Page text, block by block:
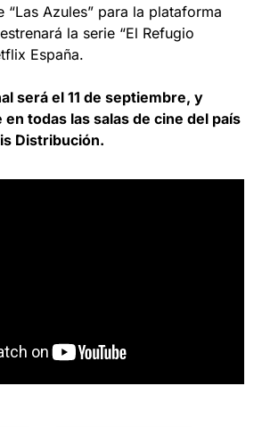
“Las Azules” para la plataforma
la serie “El Refugio
España.
será el 11 de septiembre, y
todas las salas de cine del país
Distribución.